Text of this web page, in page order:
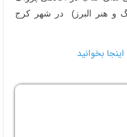
و هنر البرز) در شهر کرج
بخوانید